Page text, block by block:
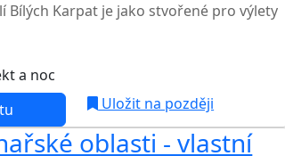
Bílých Karpat je jako stvořené pro výlety
a noc
Uložit na později
oblasti - vlastní